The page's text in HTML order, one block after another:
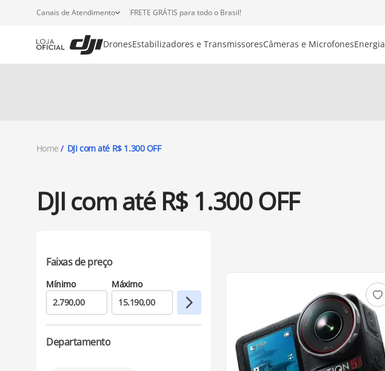
Canais de Atendimento FRETE GRÁTIS para todo o Brasil!
DronesEstabilizadores e TransmissoresCâmeras e MicrofonesEnergia
Home DJI com até R$ 1.300 OFF
DJI com até R$ 1.300 OFF
Faixas de preço
Departamento